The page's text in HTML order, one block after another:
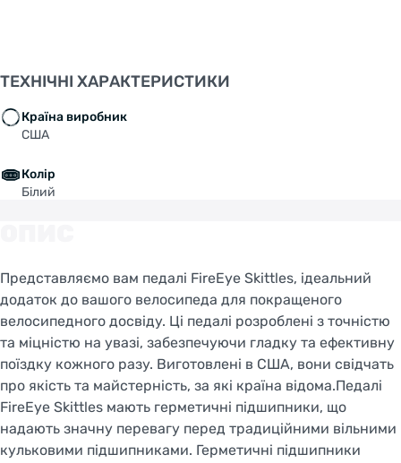
ТЕХНІЧНІ ХАРАКТЕРИСТИКИ
Країна виробник
США
Колір
Білий
Представляємо вам педалі FireEye Skittles, ідеальний
додаток до вашого велосипеда для покращеного
велосипедного досвіду. Ці педалі розроблені з точністю
та міцністю на увазі, забезпечуючи гладку та ефективну
поїздку кожного разу. Виготовлені в США, вони свідчать
про якість та майстерність, за які країна відома.Педалі
FireEye Skittles мають герметичні підшипники, що
надають значну перевагу перед традиційними вільними
кульковими підшипниками. Герметичні підшипники